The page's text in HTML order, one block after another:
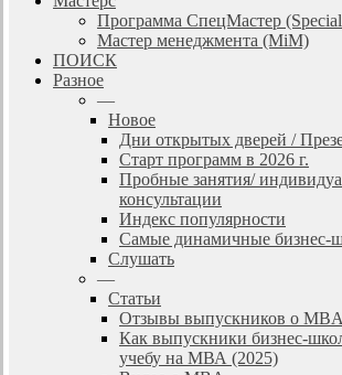
Программа СпецМастер
Мастер менеджмента (MiM)
ПОИСК
Разное
—
Новое
Дни открытых дверей /
Старт программ в 2026 г.
Пробные занятия/
консультации
Индекс популярности
Самые динамичные бизнес-
Слушать
—
Статьи
Отзывы выпускников о
Как выпускники бизнес-
учебу на МВА (2025)